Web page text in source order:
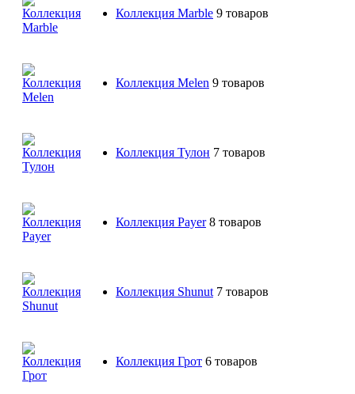
Коллекция Marble 9 товаров
Коллекция Melen 9 товаров
Коллекция Тулон 7 товаров
Коллекция Payer 8 товаров
Коллекция Shunut 7 товаров
Коллекция Грот 6 товаров